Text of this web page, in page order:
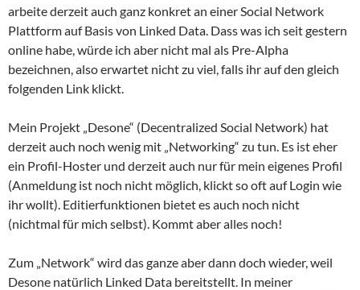
arbeite derzeit auch ganz konkret an einer Social Network
Plattform auf Basis von Linked Data. Dass was ich seit gestern
online habe, würde ich aber nicht mal als Pre-Alpha
bezeichnen, also erwartet nicht zu viel, falls ihr auf den gleich
folgenden Link klickt.
Mein Projekt „Desone“ (Decentralized Social Network) hat
derzeit auch noch wenig mit „Networking“ zu tun. Es ist eher
ein Profil-Hoster und derzeit auch nur für mein eigenes Profil
(Anmeldung ist noch nicht möglich, klickt so oft auf Login wie
ihr wollt). Editierfunktionen bietet es auch noch nicht
(nichtmal für mich selbst). Kommt aber alles noch!
Zum „Network“ wird das ganze aber dann doch wieder, weil
Desone natürlich Linked Data bereitstellt. In meiner